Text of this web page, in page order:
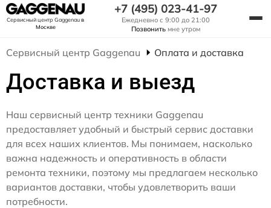
Сервисный центр Gaggenauв
Москве
+7 (495) 023-41-97
Ежедневно с 9:00 до 21:00
Позвонить мне утром
Сервисный центр Gaggenau Оплата и доставка
Доставка и выезд
Наш сервисный центр техники Gaggenau
предоставляет удобный и быстрый сервис доставки
для всех наших клиентов. Мы понимаем, насколько
важна надежность и оперативность в области
ремонта техники, поэтому мы предлагаем несколько
вариантов доставки, чтобы удовлетворить ваши
потребности.